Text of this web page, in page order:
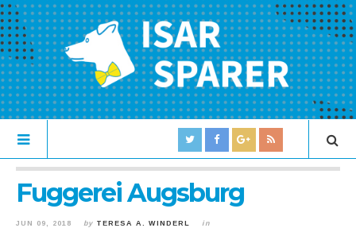
Fuggerei Augsburg
JUN 09, 2018 by TERESA A. WINDERL in